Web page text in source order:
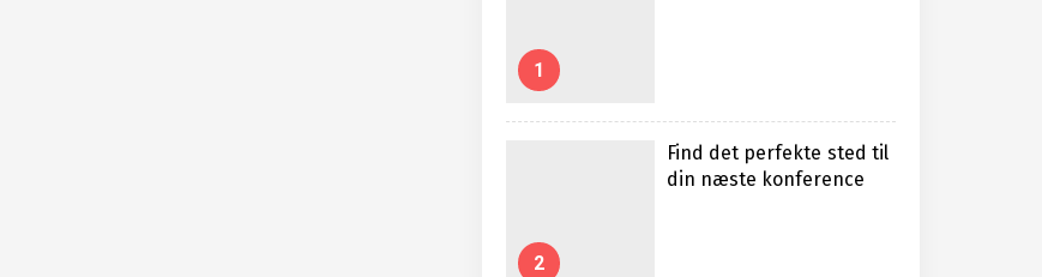
1
2
Find det perfekte sted til
din næste konference